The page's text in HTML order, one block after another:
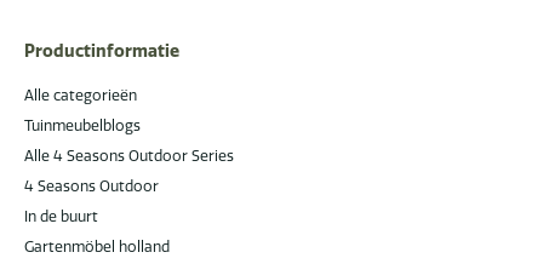
Productinformatie
Alle categorieën
Tuinmeubelblogs
Alle 4 Seasons Outdoor Series
4 Seasons Outdoor
In de buurt
Gartenmöbel holland